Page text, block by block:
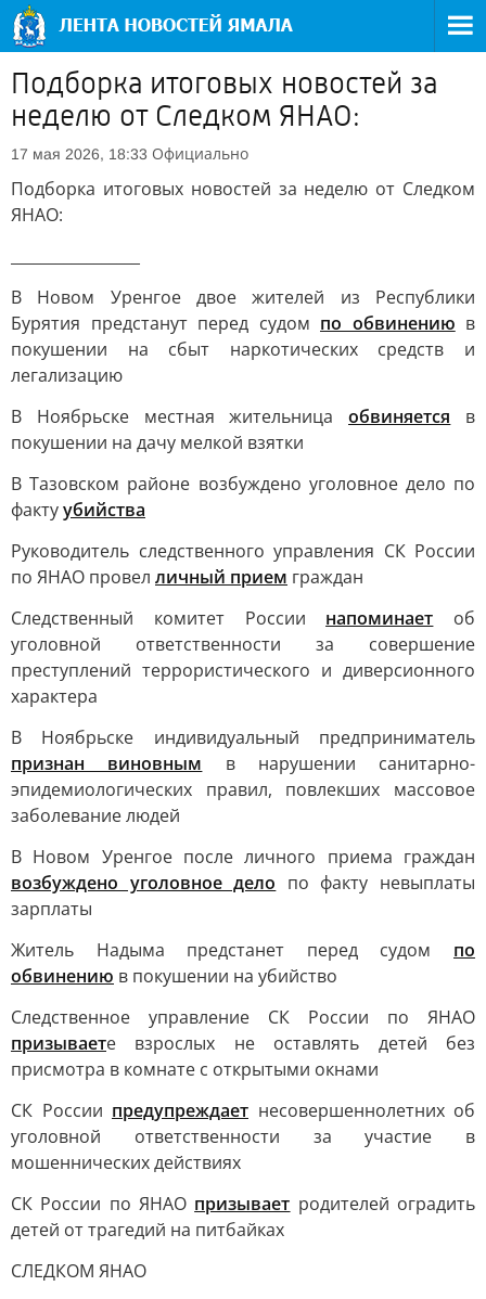
Подборка итоговых новостей за
неделю от Следком ЯНАО:
17 мая 2026, 18:33 Официально
Подборка итоговых новостей за неделю от Следком
ЯНАО:
В Новом Уренгое двое жителей из Республики
Бурятия предстанут перед судом по обвинению в
покушении на сбыт наркотических средств и
легализацию
В Ноябрьске местная жительницаобвиняется в
покушении на дачу мелкой взятки
В Тазовском районе возбуждено уголовное дело по
фактуубийства
Руководитель следственного управления СК России
по ЯНАО провел личный прием граждан
Следственный комитет России напоминает об
уголовной ответственности за совершение
преступлений террористического и диверсионного
характера
В Ноябрьске индивидуальный предприниматель
признан виновным в нарушении санитарно-
эпидемиологических правил, повлекших массовое
заболевание людей
В Новом Уренгое после личного приема граждан
возбуждено уголовное дело по факту невыплаты
зарплаты
Житель Надыма предстанет перед судом по
обвинению в покушении на убийство
Следственное управление СК России по ЯНАО
призываете взрослых не оставлять детей без
присмотра в комнате с открытыми окнами
СК России предупреждает несовершеннолетних об
уголовной ответственности за участие в
мошеннических действиях
СК России по ЯНАО призывает родителей оградить
детей от трагедий на питбайках
СЛЕДКОМ ЯНАО